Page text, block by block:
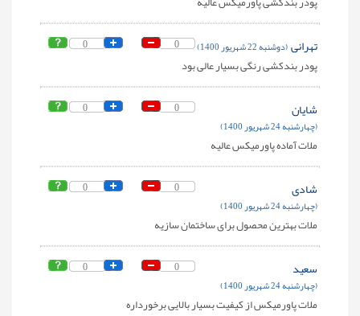
0 0 تهرانی(دوشنبه 22 شهریور 1400)
پودر بندکشی رنگی بسیار عالی بود
0 0 شایان
(چهارشنبه 24 شهریور 1400)
ملات آماده پاورمیکس عالیه
0 0 شادی
(چهارشنبه 24 شهریور 1400)
ملات بهترین محصول برای ساختمان سازیه
0 0 سعید
(چهارشنبه 24 شهریور 1400)
ملات پاورمیکس از کیفیت بسیار بالایی برخورداره